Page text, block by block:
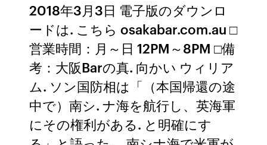
2018年3月3日 電子版のダウンロ
ードは. こちら osakabar.com.au □
営業時間：月～日 12PM～8PM □備
考：大阪Barの真. 向かい ウィリア
ム. ソン国防相は「（本国帰還の途
中で）南シ. ナ海を航行し、英海軍
にその権利がある. と明確にす